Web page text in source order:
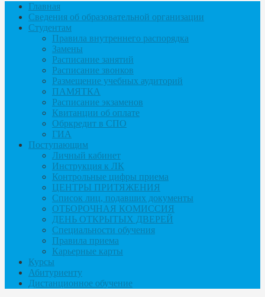
Главная
Сведения об образовательной организации
Студентам
Правила внутреннего распорядка
Замены
Расписание занятий
Расписание звонков
Размещение учебных аудиторий
ПАМЯТКА
Расписание экзаменов
Квитанции об оплате
Обркредит в СПО
ГИА
Поступающим
Личный кабинет
Инструкция к ЛК
Контрольные цифры приема
ЦЕНТРЫ ПРИТЯЖЕНИЯ
Список лиц, подавших документы
ОТБОРОЧНАЯ КОМИССИЯ
ДЕНЬ ОТКРЫТЫХ ДВЕРЕЙ
Специальности обучения
Правила приема
Карьерные карты
Курсы
Абитуриенту
Дистанционное обучение